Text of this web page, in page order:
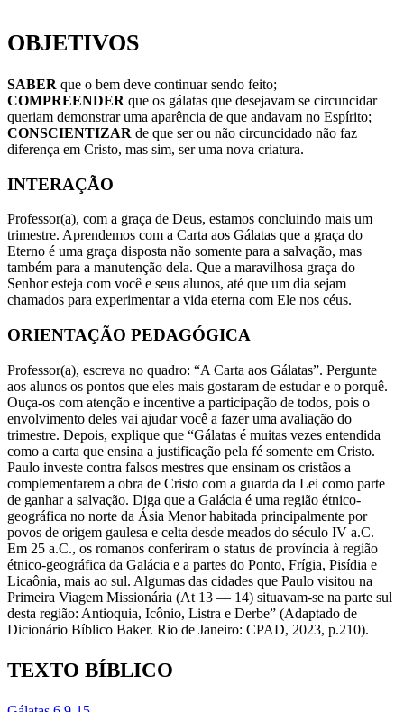
OBJETIVOS
SABER que o bem deve continuar sendo feito;
COMPREENDER que os gálatas que desejavam se circuncidar
queriam demonstrar uma aparência de que andavam no Espírito;
CONSCIENTIZAR de que ser ou não circuncidado não faz
diferença em Cristo, mas sim, ser uma nova criatura.
INTERAÇÃO
Professor(a), com a graça de Deus, estamos concluindo mais um
trimestre. Aprendemos com a Carta aos Gálatas que a graça do
Eterno é uma graça disposta não somente para a salvação, mas
também para a manutenção dela. Que a maravilhosa graça do
Senhor esteja com você e seus alunos, até que um dia sejam
chamados para experimentar a vida eterna com Ele nos céus.
ORIENTAÇÃO PEDAGÓGICA
Professor(a), escreva no quadro: “A Carta aos Gálatas”. Pergunte
aos alunos os pontos que eles mais gostaram de estudar e o porquê.
Ouça-os com atenção e incentive a participação de todos, pois o
envolvimento deles vai ajudar você a fazer uma avaliação do
trimestre. Depois, explique que “Gálatas é muitas vezes entendida
como a carta que ensina a justificação pela fé somente em Cristo.
Paulo investe contra falsos mestres que ensinam os cristãos a
complementarem a obra de Cristo com a guarda da Lei como parte
de ganhar a salvação. Diga que a Galácia é uma região étnico-
geográfica no norte da Ásia Menor habitada principalmente por
povos de origem gaulesa e celta desde meados do século IV a.C.
Em 25 a.C., os romanos conferiram o status de província à região
étnico-geográfica da Galácia e a partes do Ponto, Frígia, Pisídia e
Licaônia, mais ao sul. Algumas das cidades que Paulo visitou na
Primeira Viagem Missionária (At 13 — 14) situavam-se na parte sul
desta região: Antioquia, Icônio, Listra e Derbe” (Adaptado de
Dicionário Bíblico Baker. Rio de Janeiro: CPAD, 2023, p.210).
TEXTO BÍBLICO